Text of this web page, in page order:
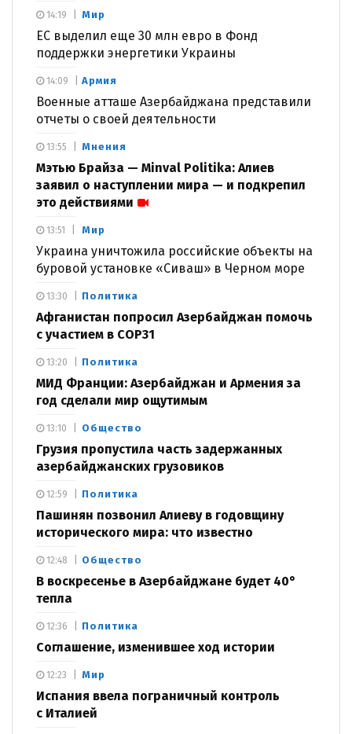
Мир
ЕС выделил еще 30 млн евро в Фонд
поддержки энергетики Украины
14:19
Армия
Военные атташе Азербайджана представили
отчеты о своей деятельности
14:09
Мнения
Мэтью Брайза — Minval Politika: Алиев
заявил о наступлении мира — и подкрепил
это действиями
13:55
Мир
Украина уничтожила российские объекты на
буровой установке «Сиваш» в Черном море
13:51
Политика
Афганистан попросил Азербайджан помочь
с участием в COP31
13:30
Политика
МИД Франции: Азербайджан и Армения за
год сделали мир ощутимым
13:20
Общество
Грузия пропустила часть задержанных
азербайджанских грузовиков
13:10
Политика
Пашинян позвонил Алиеву в годовщину
исторического мира: что известно
12:59
Общество
В воскресенье в Азербайджане будет 40°
тепла
12:48
Политика
Соглашение, изменившее ход истории
12:36
Мир
Испания ввела пограничный контроль
с Италией
12:23